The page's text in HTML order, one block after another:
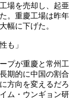
場を売却し、起亜
。重慶工場は昨年
幅に下げた。
も」
プが重慶と常州工
期的に中国の割合
方向を変えるだろ
ム・ウンギョン研